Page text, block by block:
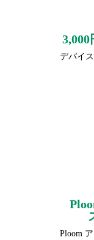
デバイ
Ploom